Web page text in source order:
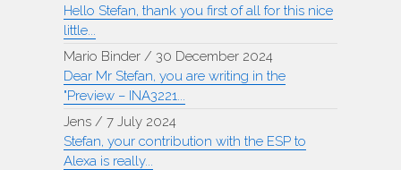
Hello Stefan, thank you first of all for this nice
little...
Mario Binder / 30 December 2024
Dear Mr Stefan, you are writing in the
"Preview – INA3221...
Jens / 7 July 2024
Stefan, your contribution with the ESP to
Alexa is really...